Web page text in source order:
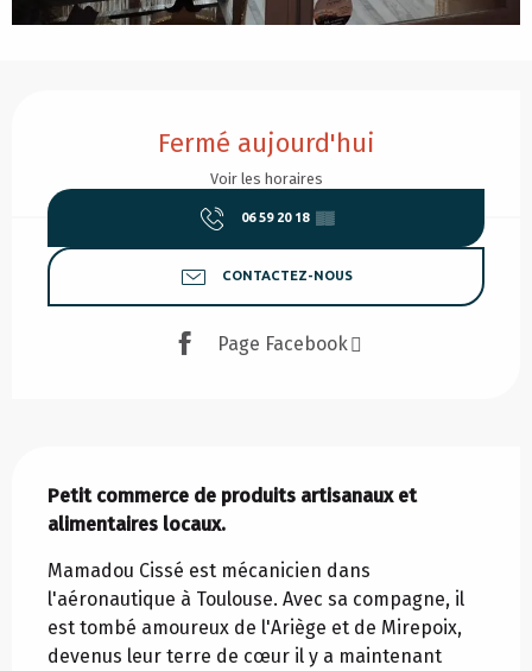
Fermé aujourd'hui
Voir les horaires
06 59 20 18 ▒▒
CONTACTEZ-NOUS
Page Facebook
Petit commerce de produits artisanaux et
alimentaires locaux.
Mamadou Cissé est mécanicien dans
l'aéronautique à Toulouse. Avec sa compagne, il
est tombé amoureux de l'Ariège et de Mirepoix,
devenus leur terre de cœur il y a maintenant